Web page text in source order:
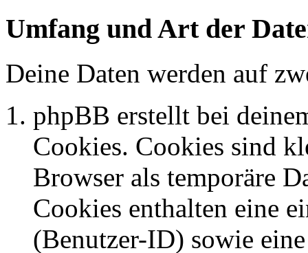
Umfang und Art der
Deine Daten werden auf
phpBB erstellt bei
Cookies. Cookies sind
Browser als temporäre
Cookies enthalten eine
(Benutzer-ID) sowie